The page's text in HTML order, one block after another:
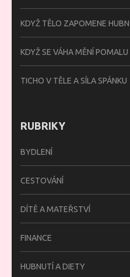
KDYŽ TĚLO ZAPOMENE
KDYŽ SE VÁHA MĚNÍ POMALU
TICHO V TĚLE A SÍLA SPÁNKU
RUBRIKY
BYDLENÍ
CESTOVÁNÍ
DÍTĚ A MATEŘSTVÍ
FINANCE
HUBNUTÍ A DIETY